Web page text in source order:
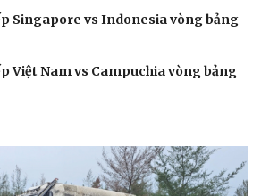
Singapore vs Indonesia vòng bảng
Việt Nam vs Campuchia vòng bảng